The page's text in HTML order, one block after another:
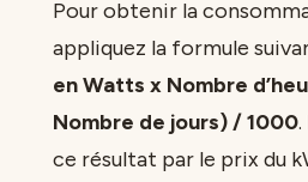
Pour obtenir la
appliquez la formule
en Watts x Nombre
Nombre de jours) / 1000
ce résultat par le prix du